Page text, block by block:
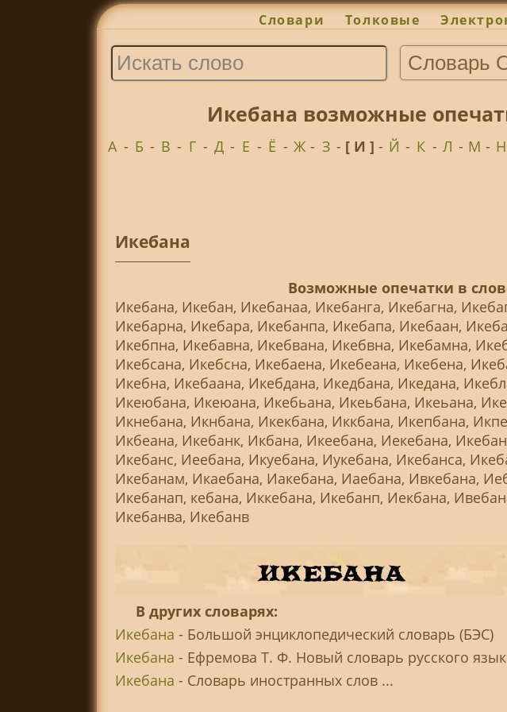
Словари Толковые
Икебана возможные
А - Б - В - Г - Д - Е - Ё - Ж - З - [ И ]- Й - К - Л - М - Н
Икебана
Возможные опечатки в
Икебана, Икебан, Икебанаа, Икебанга, Икебагна,
Икебарна, Икебара, Икебанпа, Икебапа, Икебаан,
Икебпна, Икебавна, Икебвана, Икебвна, Икебамна,
Икебсана, Икебсна, Икебаена, Икебеана, Икебена,
Икебна, Икебаана, Икебдана, Икедбана, Икедана,
Икеюбана, Икеюана, Икебьана, Икеьбана, Икеьана,
Икнебана, Икнбана, Икекбана, Иккбана, Икепбана,
Икбеана, Икебанк, Икбана, Икеебана, Иекебана,
Икебанс, Иеебана, Икуебана, Иукебана, Икебанса,
Икебанам, Икаебана, Иакебана, Иаебана, Ивкебана,
Икебанап, кебана, Иккебана, Икебанп, Иекбана,
Икебанва, Икебанв
В других словарях:
Икебана - Большой энциклопедический словарь (БЭС)
Икебана - Ефремова Т. Ф. Новый словарь русского
Икебана - Словарь иностранных слов ...